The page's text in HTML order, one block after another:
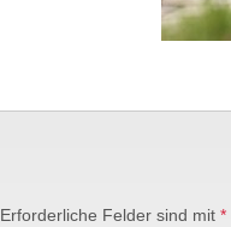
Erforderliche Felder sind mit *